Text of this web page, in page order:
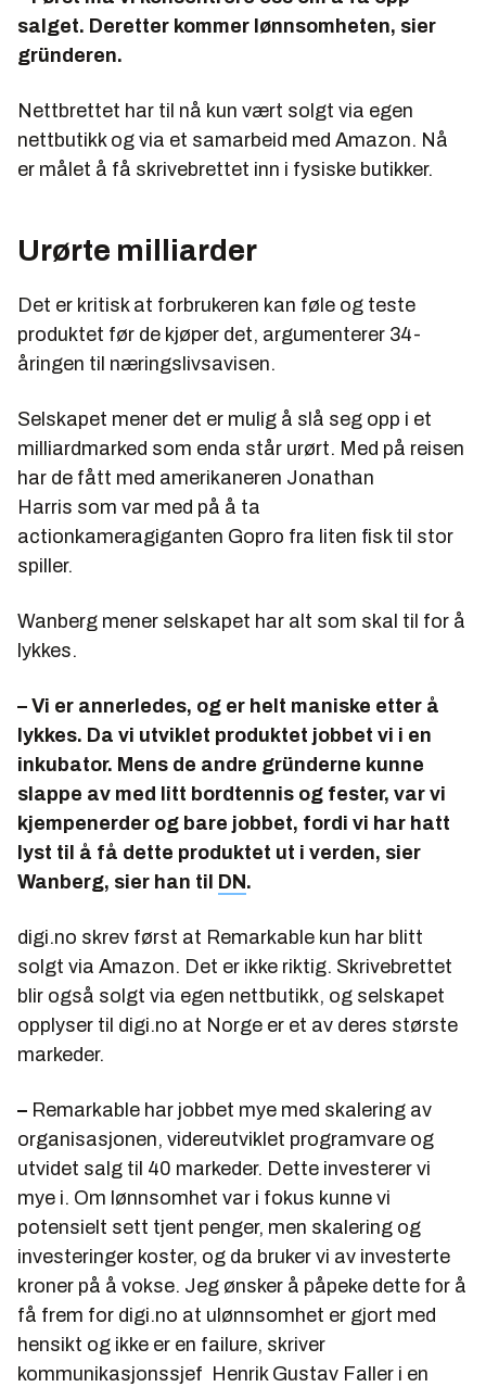
salget. Deretter kommer lønnsomheten, sier
gründeren.
Nettbrettet har til nå kun vært solgt via egen
nettbutikk og via et samarbeid med Amazon. Nå
er målet å få skrivebrettet inn i fysiske butikker.
Urørte milliarder
Det er kritisk at forbrukeren kan føle og teste
produktet før de kjøper det, argumenterer 34-
åringen til næringslivsavisen.
Selskapet mener det er mulig å slå seg opp i et
milliardmarked som enda står urørt. Med på reisen
har de fått med amerikaneren Jonathan
Harris som var med på å ta
actionkameragiganten Gopro fra liten fisk til stor
spiller.
Wanberg mener selskapet har alt som skal til for å
lykkes.
– Vi er annerledes, og er helt maniske etter å
lykkes. Da vi utviklet produktet jobbet vi i en
inkubator. Mens de andre gründerne kunne
slappe av med litt bordtennis og fester, var vi
kjempenerder og bare jobbet, fordi vi har hatt
lyst til å få dette produktet ut i verden, sier
Wanberg, sier han til
DN .
digi.no skrev først at Remarkable kun har blitt
solgt via Amazon. Det er ikke riktig. Skrivebrettet
blir også solgt via egen nettbutikk, og selskapet
opplyser til digi.no at Norge er et av deres største
markeder.
– Remarkable har jobbet mye med skalering av
organisasjonen, videreutviklet programvare og
utvidet salg til 40 markeder. Dette investerer vi
mye i. Om lønnsomhet var i fokus kunne vi
potensielt sett tjent penger, men skalering og
investeringer koster, og da bruker vi av investerte
kroner på å vokse. Jeg ønsker å påpeke dette for å
få frem for digi.no at ulønnsomhet er gjort med
hensikt og ikke er en failure, skriver
kommunikasjonssjef Henrik Gustav Faller i en